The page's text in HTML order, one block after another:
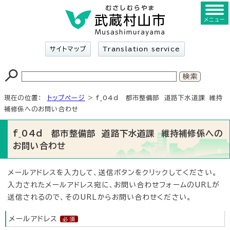
サイトマップ Translation service
メニュー
現在の位置： トップページ
> f_04d 都市整備部 道路下水道課 維持
補修係へのお問い合わせ
f_04d 都市整備部 道路下水道課 維持補修係への
お問い合わせ
メールアドレスを入力して、送信ボタンをクリックしてください。
入力されたメールアドレス宛に、お問い合わせフォームのURLが
送信されるので、そのURLからお問い合わせください。
メールアドレス